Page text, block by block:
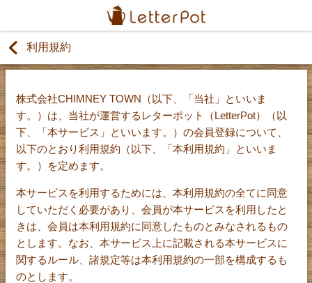
利用規約
株式会社CHIMNEY TOWN（以下、「当社」といいま
す。）は、当社が運営するレターポット（LetterPot）（以
下、「本サービス」といいます。）の会員登録について、
以下のとおり利用規約（以下、「本利用規約」といいま
す。）を定めます。
本サービスを利用するためには、本利用規約の全てに同意
していただく必要があり、会員が本サービスを利用したと
きは、会員は本利用規約に同意したものとみなされるもの
とします。なお、本サービス上に記載される本サービスに
関するルール、諸規定等は本利用規約の一部を構成するも
のとします。